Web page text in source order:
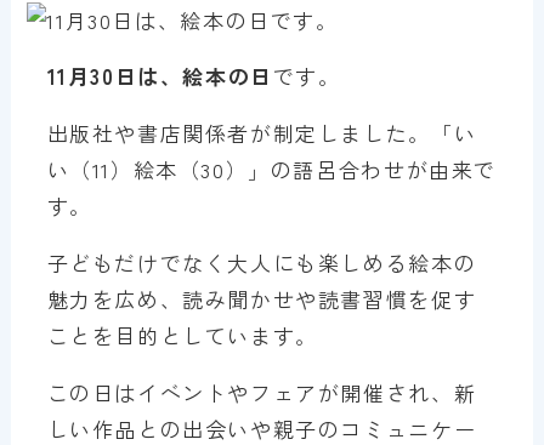
11月30日は、絵本の日 です。
出版社や書店関係者が制定しました。「い
い（11）絵本（30）」の語呂合わせが由来で
す。
子どもだけでなく大人にも楽しめる絵本の
魅力を広め、読み聞かせや読書習慣を促す
ことを目的としています。
この日はイベントやフェアが開催され、新
しい作品との出会いや親子のコミュニケー